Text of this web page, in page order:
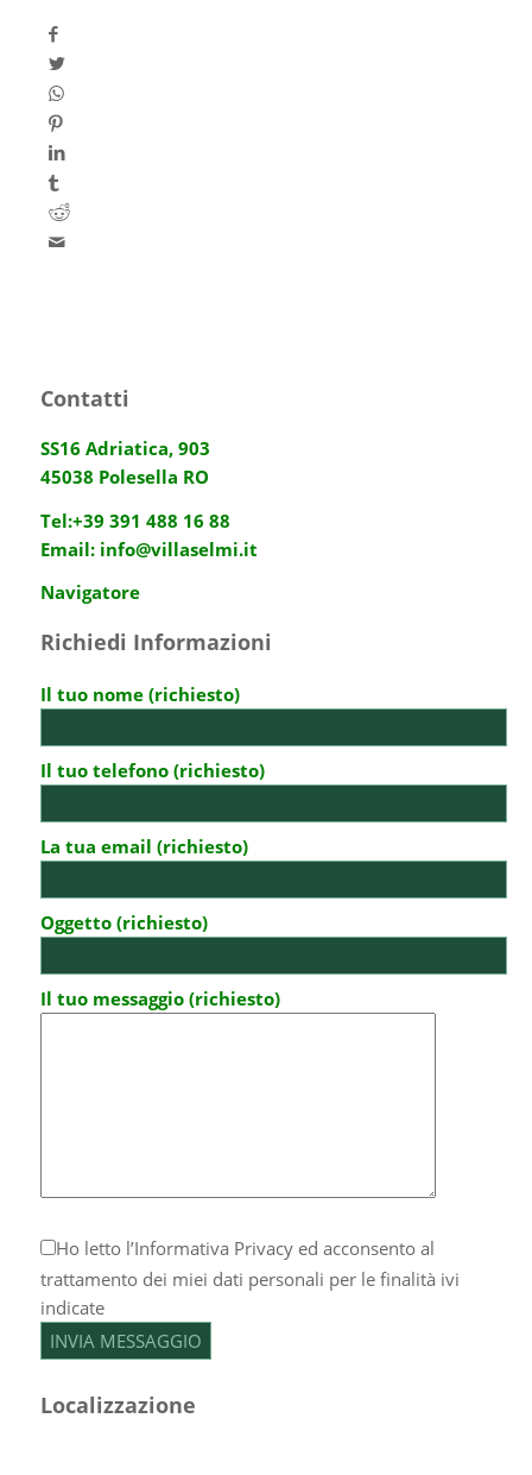
Contatti
SS16 Adriatica, 903
45038 Polesella RO
Tel:+39 391 488 16 88
Email: info@villaselmi.it
Navigatore
Richiedi Informazioni
Il tuo nome (richiesto)
Il tuo telefono (richiesto)
La tua email (richiesto)
Oggetto (richiesto)
Il tuo messaggio (richiesto)
Ho letto l’Informativa Privacyed acconsento al
trattamento dei miei dati personali per le finalità ivi
indicate
Localizzazione